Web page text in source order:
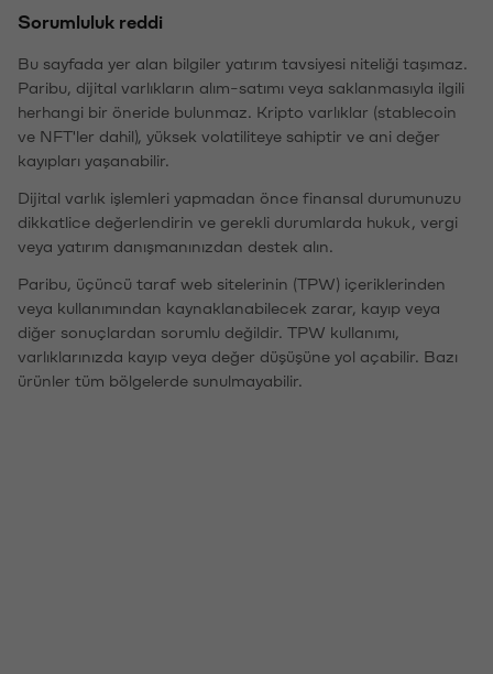
Sorumluluk reddi
Bu sayfada yer alan bilgiler yatırım tavsiyesi niteliği taşımaz.
Paribu, dijital varlıkların alım-satımı veya saklanmasıyla ilgili
herhangi bir öneride bulunmaz. Kripto varlıklar (stablecoin
ve NFT'ler dahil), yüksek volatiliteye sahiptir ve ani değer
kayıpları yaşanabilir.
Dijital varlık işlemleri yapmadan önce finansal durumunuzu
dikkatlice değerlendirin ve gerekli durumlarda hukuk, vergi
veya yatırım danışmanınızdan destek alın.
Paribu, üçüncü taraf web sitelerinin (TPW) içeriklerinden
veya kullanımından kaynaklanabilecek zarar, kayıp veya
diğer sonuçlardan sorumlu değildir. TPW kullanımı,
varlıklarınızda kayıp veya değer düşüşüne yol açabilir. Bazı
ürünler tüm bölgelerde sunulmayabilir.